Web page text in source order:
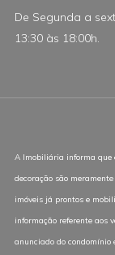
De Segunda a
13:30 às 18:00h.
A Imobiliária informa que
decoração são
imóveis já prontos e
informação referente aos
anunciado do condomínio